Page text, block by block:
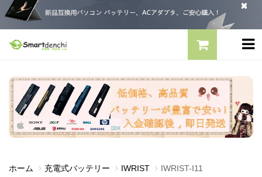
ホーム 充電式バッテリー IWRIST IWRIST-I11